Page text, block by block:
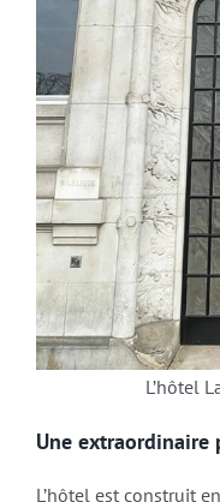
L’hôtel
Une extraordinaire
L’hôtel est construit